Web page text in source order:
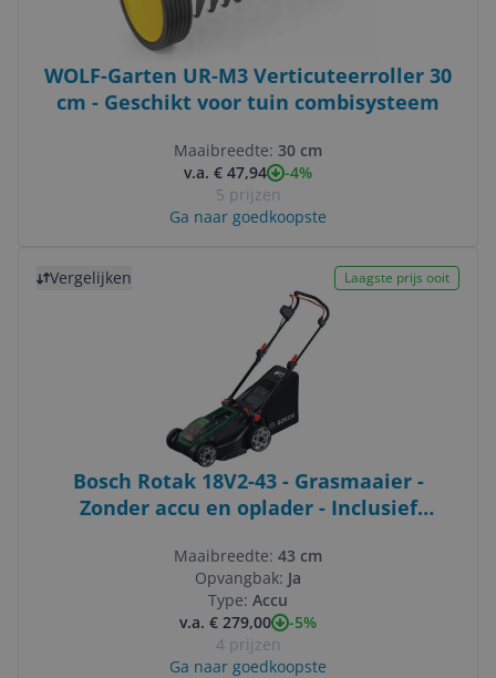
WOLF-Garten UR-M3 Verticuteerroller 30
cm - Geschikt voor tuin combisysteem
Maaibreedte: 30 cm
v.a. € 47,94
-4%
5 prijzen
Ga naar goedkoopste
Vergelijken Laagste prijs ooit
Bosch Rotak 18V2-43 - Grasmaaier -
Zonder accu en oplader - Inclusief
Maaibreedte: 43 cm
Opvangbak: Ja
Type: Accu
v.a. € 279,00
-5%
4 prijzen
Ga naar goedkoopste